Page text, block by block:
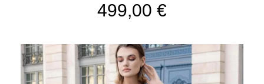
499,00 €